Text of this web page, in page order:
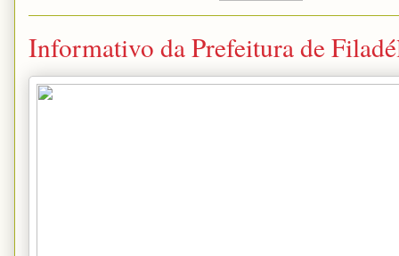
Informativo da Prefeitura de